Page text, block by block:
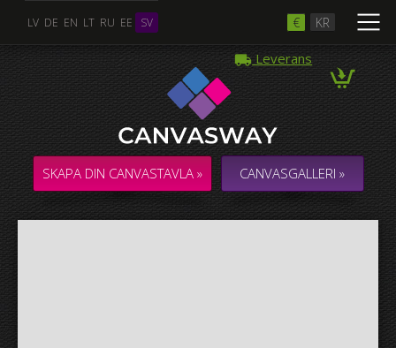
LV DE EN LT RU EE SV € KR
Leverans
SKAPA DIN CANVASTAVLA » CANVASGALLERI »
Flera Foton
COLLAGE / KOMPOSITION med flera foton